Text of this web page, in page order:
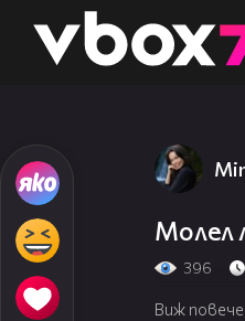
👾
Молел
396
Виж повече